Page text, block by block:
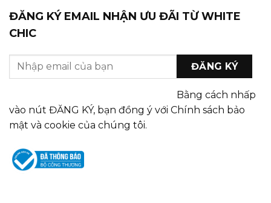
ĐĂNG KÝ EMAIL NHẬN ƯU ĐÃI TỪ WHITE
CHIC
Bằng cách nhấp
vào nút ĐĂNG KÝ, bạn đồng ý với Chính sách bảo
mật và cookie của chúng tôi.